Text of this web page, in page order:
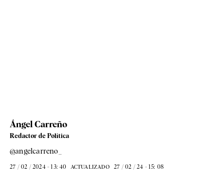
Ángel Carreño
Redactor de Política
@angelcarreno_
27 / 02 / 2024 - 13: 40 ACTUALIZADO 27 / 02 / 24 - 15: 08